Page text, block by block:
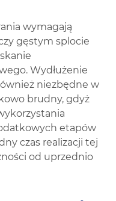
wymagają
gęstym splocie
Wydłużenie
niezbędne w
brudny, gdyż
etapów
czas realizacji tej
od uprzednio